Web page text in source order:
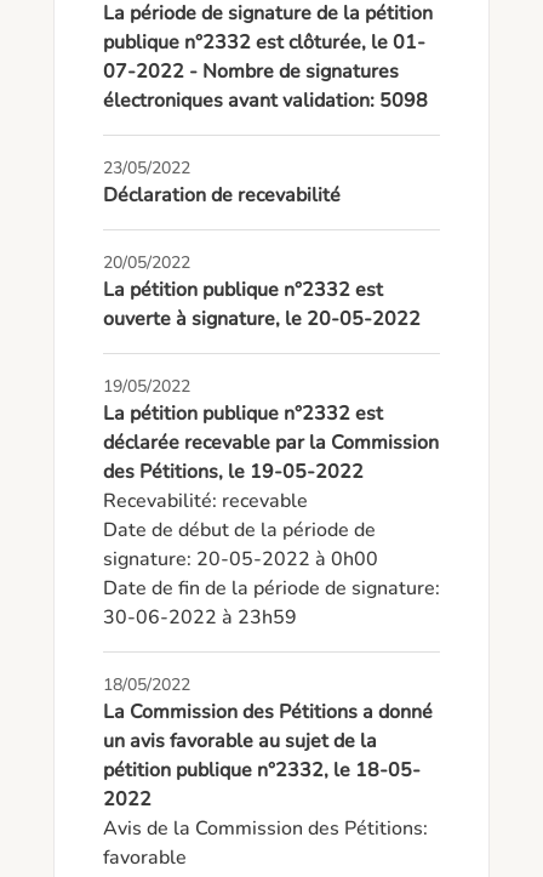
La période de signature de la pétition
publique n°2332 est clôturée, le 01-
07-2022 - Nombre de signatures
électroniques avant validation: 5098
23/05/2022
Déclaration de recevabilité
20/05/2022
La pétition publique n°2332 est
ouverte à signature, le 20-05-2022
19/05/2022
La pétition publique n°2332 est
déclarée recevable par la Commission
des Pétitions, le 19-05-2022
Recevabilité: recevable
Date de début de la période de
signature: 20-05-2022 à 0h00
Date de fin de la période de signature:
30-06-2022 à 23h59
18/05/2022
La Commission des Pétitions a donné
un avis favorable au sujet de la
pétition publique n°2332, le 18-05-
2022
Avis de la Commission des Pétitions:
favorable